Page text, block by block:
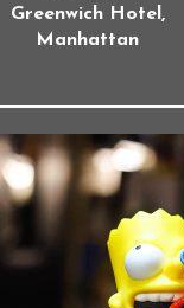
Greenwich Hotel,
Manhattan